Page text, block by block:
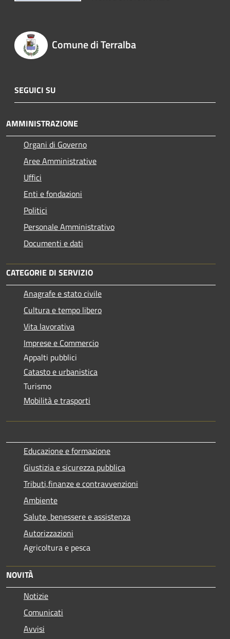
Comune di Terralba
SEGUICI SU
AMMINISTRAZIONE
Organi di Governo
Aree Amministrative
Uffici
Enti e fondazioni
Politici
Personale Amministrativo
Documenti e dati
CATEGORIE DI SERVIZIO
Anagrafe e stato civile
Cultura e tempo libero
Vita lavorativa
Imprese e Commercio
Appalti pubblici
Catasto e urbanistica
Turismo
Mobilità e trasporti
Educazione e formazione
Giustizia e sicurezza pubblica
Tributi,finanze e contravvenzioni
Ambiente
Salute, benessere e assistenza
Autorizzazioni
Agricoltura e pesca
NOVITÀ
Notizie
Comunicati
Avvisi